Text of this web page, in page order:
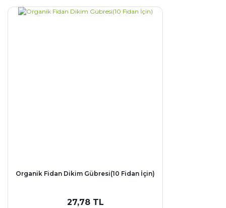
Organik Fidan Dikim Gübresi(10 Fidan İçin)
27,78 TL